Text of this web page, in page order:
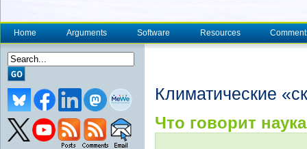
Home Arguments Software Resources
Климатические
Что говорит